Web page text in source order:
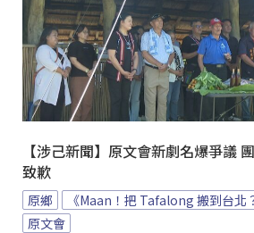
【涉己新聞】原文會新劇名爆爭議
致歉
原鄉 《Maan！把 Tafalong 搬到台北
原文會